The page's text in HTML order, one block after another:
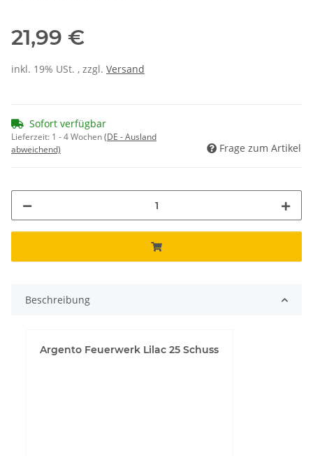
21,99 €
inkl. 19% USt. , zzgl. Versand
Sofort verfügbar
Lieferzeit: 1 - 4 Wochen(DE - Ausland
abweichend)
Frage zum Artikel
Beschreibung
Argento Feuerwerk Lilac 25 Schuss